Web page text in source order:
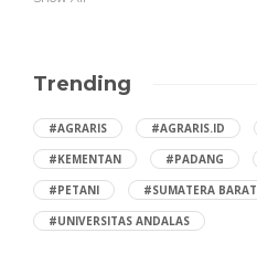
Trending
#AGRARIS #AGRARIS.ID
#KEMENTAN
#PADANG
#PETANI
#SUMATERA BARAT
#UNIVERSITAS ANDALAS